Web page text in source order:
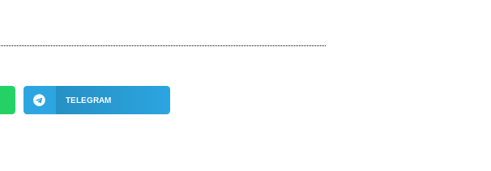
TELEGRAM